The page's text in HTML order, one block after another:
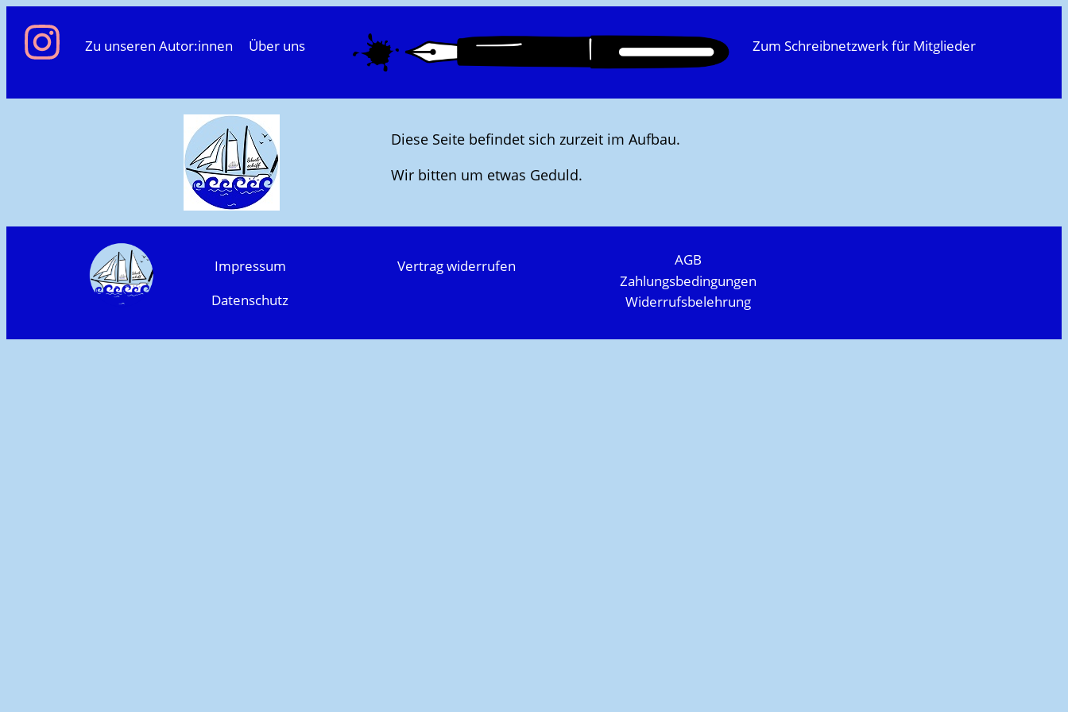
Zu unseren Autor:innen Über uns Zum Schreibnetzwerk für Mitglieder
Diese Seite befindet sich zurzeit im Aufbau.
Wir bitten um etwas Geduld.
Impressum
Datenschutz
Vertrag widerrufen
AGB
Zahlungsbedingungen
Widerrufsbelehrung